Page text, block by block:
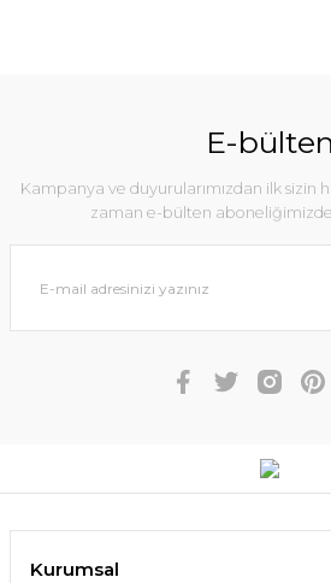
E-bülten
Kampanya ve duyurularımızdan ilk sizin
zaman e-bülten
Kurumsal